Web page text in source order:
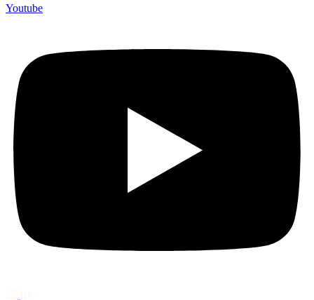
Youtube